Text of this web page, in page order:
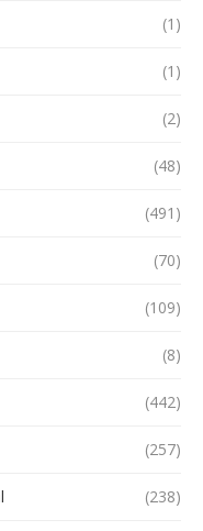
(1)
(1)
(2)
(48)
(491)
(70)
(109)
(8)
(442)
(257)
(238)